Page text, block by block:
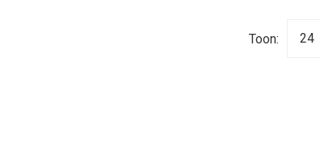
Toon: